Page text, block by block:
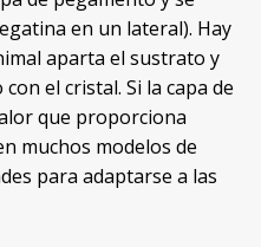
en un lateral). Hay
aparta el sustrato y
el cristal. Si la capa de
que proporciona
muchos modelos de
para adaptarse a las